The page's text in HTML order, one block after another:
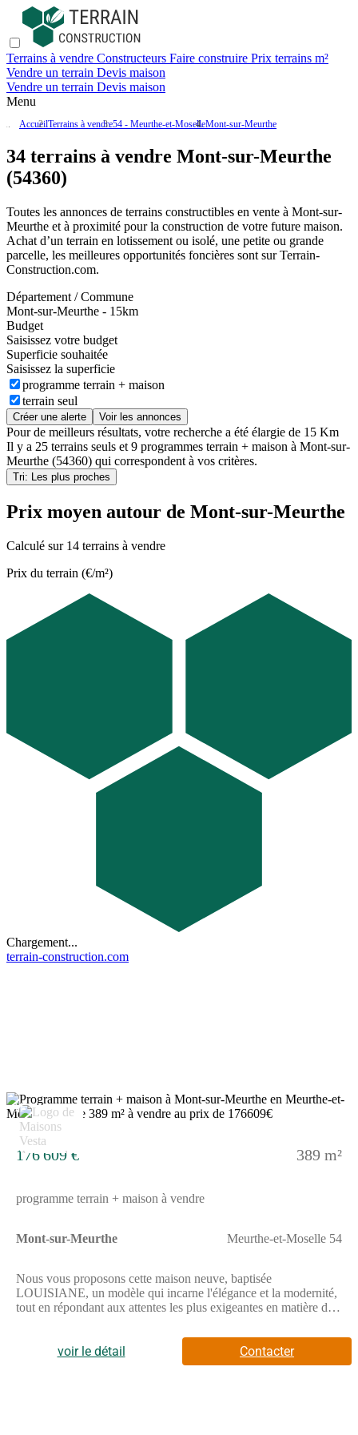
Terrains à vendre Constructeurs Faire construire Prix terrains m²
Vendre un terrain Devis maison
Vendre un terrain Devis maison
Menu
AccueilTerrains à vendre54 - Meurthe-et-MoselleMont-sur-Meurthe
34 terrains à vendre Mont-sur-Meurthe
(54360)
Toutes les annonces de terrains constructibles en vente à Mont-sur-
Meurthe et à proximité pour la construction de votre future maison.
Achat d’un terrain en lotissement ou isolé, une petite ou grande
parcelle, les meilleures opportunités foncières sont surTerrain-
Construction.com.
Département / Commune
Mont-sur-Meurthe - 15km
Budget
Saisissez votre budget
Superficie souhaitée
Saisissez la superficie
programme terrain + maison
terrain seul
Créer une alerte Voir les annonces
Pour de meilleurs résultats, votre recherche a été élargie de 15 Km
Il y a 25 terrains seuls et 9 programmes terrain + maison à Mont-sur-
Meurthe (54360) qui correspondent à vos critères.
Tri: Les plus proches
Prix moyen autour de Mont-sur-Meurthe
Calculé sur 14 terrains à vendre
Prix du terrain (€/m²)
Chargement...
terrain-construction.com
11
176 609 € 389 m²
programme terrain + maison à vendre
Mont-sur-Meurthe Meurthe-et-Moselle 54
Nous vous proposons cette maison neuve, baptisée
LOUISIANE, un modèle qui incarne l'élégance et la modernité,
tout en répondant aux attentes les plus exigeantes en matière de
m², répartie sur deux niveaux (R+1), cette maison est conçue
pour s'adapter parfaitement à la vie de famille.La LOUISIANE
se distingue par son architecture soignée et ses finitions de
voir le détail Contacter